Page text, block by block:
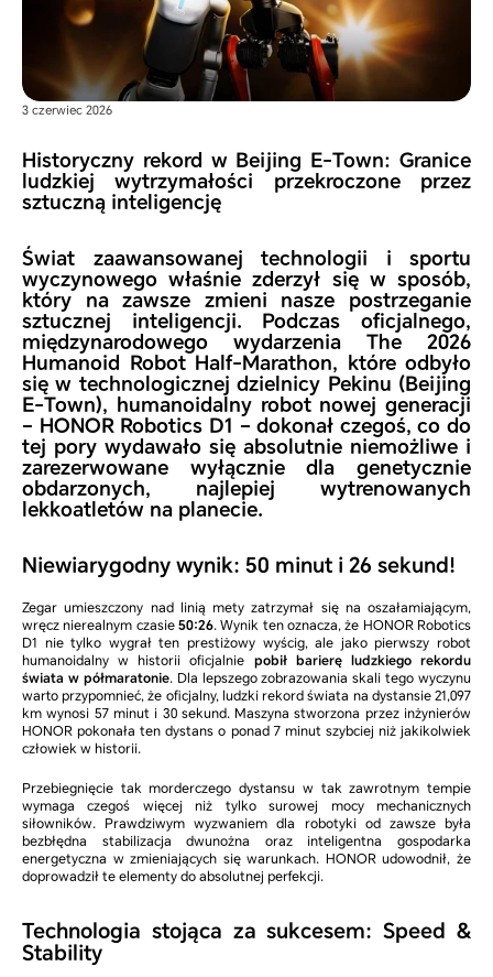
3 czerwiec 2026
Historyczny rekord w Beijing E-Town: Granice
ludzkiej wytrzymałości przekroczone przez
sztuczną inteligencję
Świat zaawansowanej technologii i sportu
wyczynowego właśnie zderzył się w sposób,
który na zawsze zmieni nasze postrzeganie
sztucznej inteligencji. Podczas oficjalnego,
międzynarodowego wydarzenia The 2026
Humanoid Robot Half-Marathon, które odbyło
się w technologicznej dzielnicy Pekinu (Beijing
E-Town), humanoidalny robot nowej generacji
– HONOR Robotics D1 – dokonał czegoś, co do
tej pory wydawało się absolutnie niemożliwe i
zarezerwowane wyłącznie dla genetycznie
obdarzonych, najlepiej wytrenowanych
lekkoatletów na planecie.
Niewiarygodny wynik: 50 minut i 26 sekund!
Zegar umieszczony nad linią mety zatrzymał się na oszałamiającym,
wręcz nierealnym czasie 50:26. Wynik ten oznacza, że HONOR Robotics
D1 nie tylko wygrał ten prestiżowy wyścig, ale jako pierwszy robot
humanoidalny w historii oficjalnie pobił barierę ludzkiego rekordu
świata w półmaratonie. Dla lepszego zobrazowania skali tego wyczynu
warto przypomnieć, że oficjalny, ludzki rekord świata na dystansie 21,097
km wynosi 57 minut i 30 sekund. Maszyna stworzona przez inżynierów
HONOR pokonała ten dystans o ponad 7 minut szybciej niż jakikolwiek
człowiek w historii.
Przebiegnięcie tak morderczego dystansu w tak zawrotnym tempie
wymaga czegoś więcej niż tylko surowej mocy mechanicznych
siłowników. Prawdziwym wyzwaniem dla robotyki od zawsze była
bezbłędna stabilizacja dwunożna oraz inteligentna gospodarka
energetyczna w zmieniających się warunkach. HONOR udowodnił, że
doprowadził te elementy do absolutnej perfekcji.
Technologia stojąca za sukcesem: Speed &
Stability